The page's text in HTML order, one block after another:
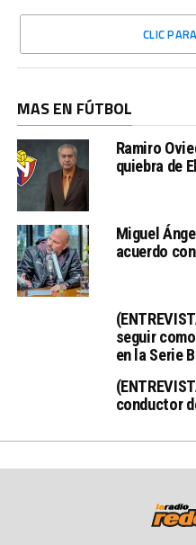
CLIC
MAS EN FÚTBOL
Ramiro
quiebra de
Miguel
acuerdo
seguir
en la Serie B
conductor